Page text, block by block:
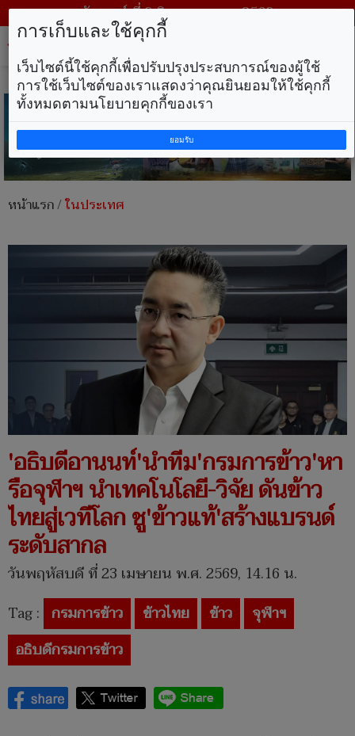
วันเสาร์ ที่ 8 สิงหาคม พ.ศ. 2569
หน้าแรก/ในประเทศ
'อธิบดีอานนท์'นำทีม'กรมการข้าว'หา
รือจุฬาฯ นำเทคโนโลยี-วิจัย ดันข้าว
ไทยสู่เวทีโลก ชู'ข้าวแท้'สร้างแบรนด์
ระดับสากล
วันพฤหัสบดี ที่ 23 เมษายน พ.ศ. 2569, 14.16 น.
Tag : กรมการข้าว ข้าวไทย ข้าว
จุฬาฯ
อธิบดีกรมการข้าว
การเก็บและใช้คุกกี้
เว็บไซต์นี้ใช้คุกกี้เพื่อปรับปรุงประสบการณ์ของผู้ใช้
การใช้เว็บไซต์ของเราแสดงว่าคุณยินยอมให้ใช้คุกกี้
ทั้งหมดตามนโยบายคุกกี้ของเรา
ยอมรับ